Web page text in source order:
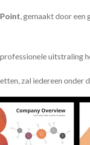
, gemaakt door een
uitstraling
zal iedereen onder